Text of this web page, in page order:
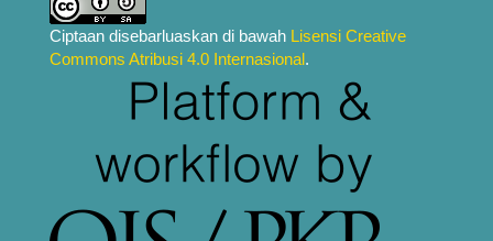
Ciptaan disebarluaskan di bawah Lisensi Creative
Commons Atribusi 4.0 Internasional.